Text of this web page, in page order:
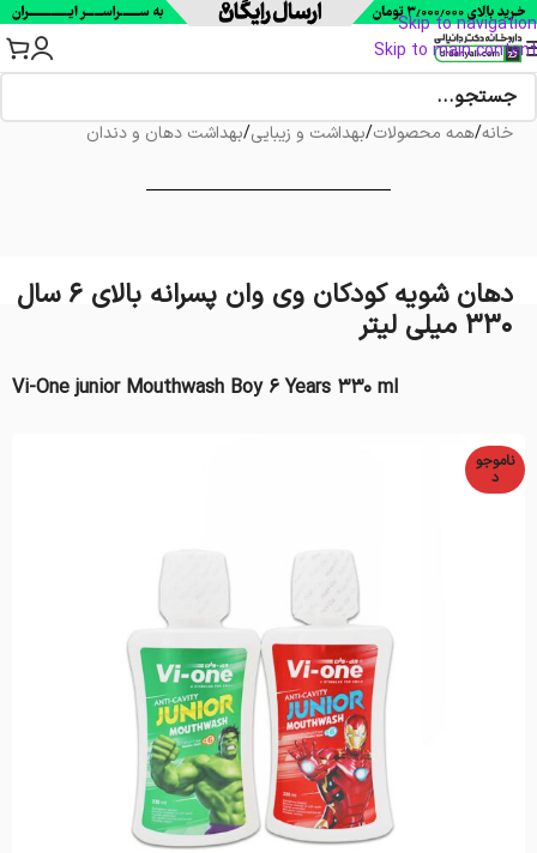
Skip to navigation
Skip to main content
خانه/همه محصولات/بهداشت و زیبایی/بهداشت دهان و دندان
دهان شویه کودکان وی وان پسرانه بالای ۶ سال
۳۳۰ میلی لیتر
Vi-One junior Mouthwash Boy 6 Years 330 ml
ناموجو
د